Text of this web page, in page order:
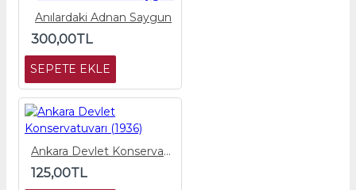
Anılardaki Adnan Saygun
300,00TL
SEPETE EKLE
Ankara Devlet Konservatuvarı (1936)
125,00TL